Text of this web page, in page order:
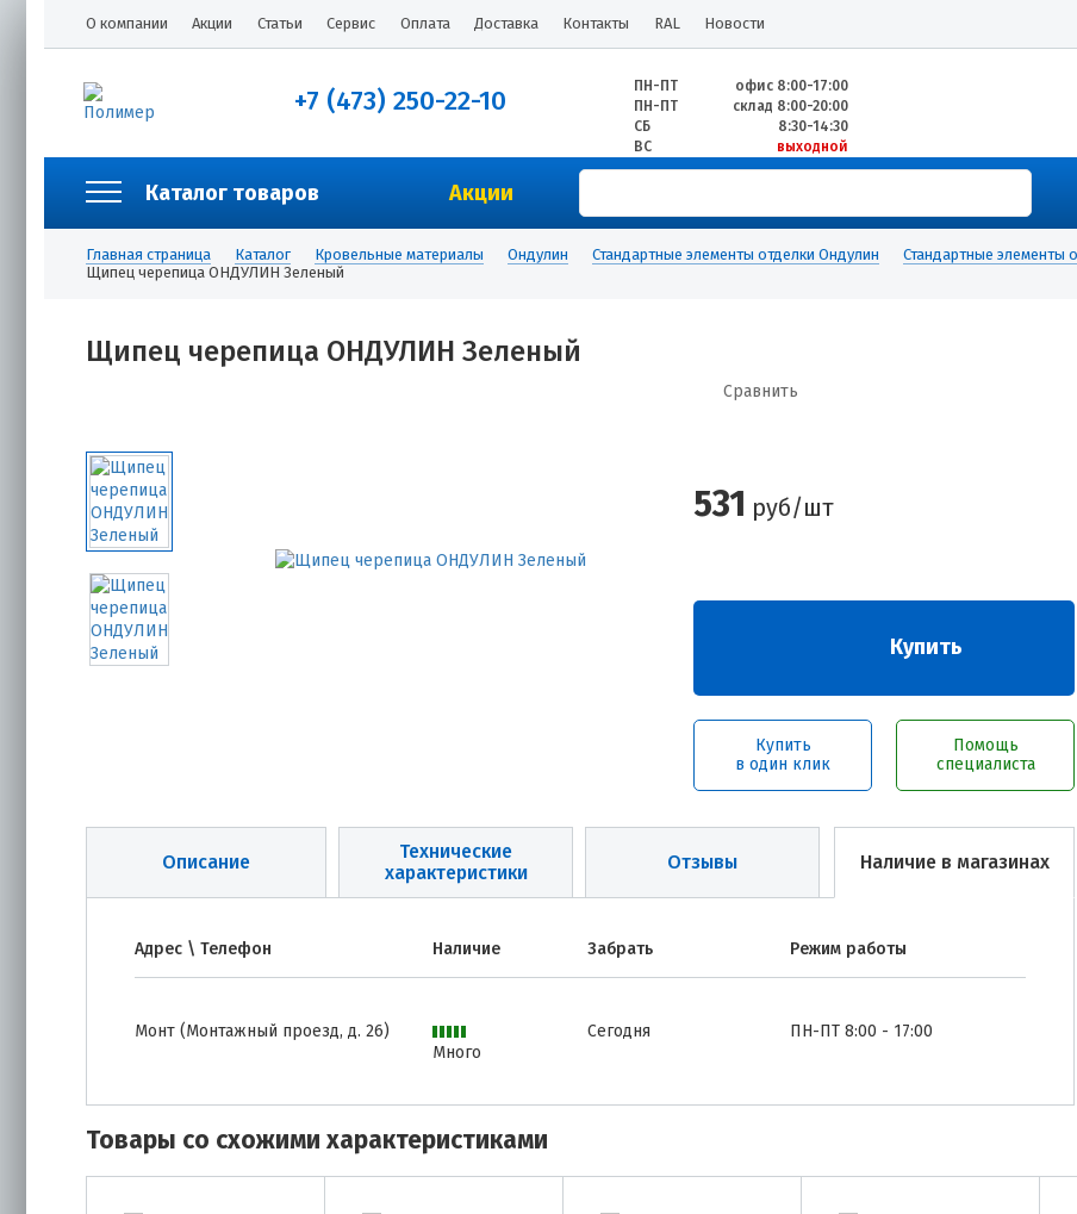
О компании Акции Статьи Сервис Оплата Доставка Контакты RAL Новости
+7 (473) 250-22-10 ПН-ПТ
офис 8:00-17:00
ПН-ПТ
склад 8:00-20:00
СБ
8:30-14:30
ВС
выходной
Каталог товаров Акции
Главная страница Каталог Кровельные материалы Ондулин Стандартные элементы отделки Ондулин
Стандартные
Щипец черепица ОНДУЛИН Зеленый
Щипец черепица ОНДУЛИН Зеленый
Сравнить
531 руб/шт
Купить
Купить
в один клик
Помощь
специалиста
Описание
Технические
характеристики
Отзывы Наличие в магазинах
Адрес \ Телефон Наличие Забрать Режим работы
Монт (Монтажный проезд, д. 26)
Много
Сегодня ПН-ПТ 8:00 - 17:00
Товары со схожими характеристиками